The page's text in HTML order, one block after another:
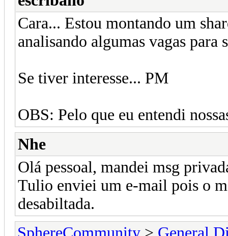
Cara... Estou montando um
analisando algumas vagas
Se tiver interesse... PM
OBS: Pelo que eu entendi
Nhe
Olá pessoal, mandei msg
Tulio enviei um e-mail pois o
desabiltada.